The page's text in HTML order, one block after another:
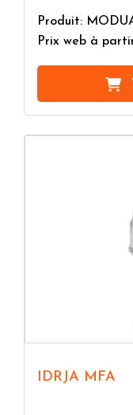
Produit:
Prix web à
IDRJA MFA